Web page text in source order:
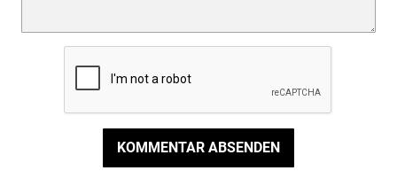
KOMMENTAR ABSENDEN